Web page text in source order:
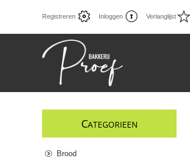
Registreren Inloggen Verlanglijst
CATEGORIEEN
Brood